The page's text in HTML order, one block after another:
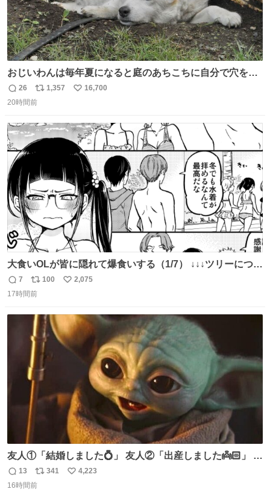
おじいわんは毎年夏になると庭のあちこちに自分で穴を掘
って涼んでた。 たまにうさぎ氏がちゃっかり中に入る事も
あったが、退かさず怒らず保護者のようにただ見ていた。
返
信
26
リ
ポ
ト
数
1,357
い
数
16,700
20時間前
大食いOLが皆に隠れて爆食いする（1/7） ↓↓↓ツリーにつづ
く！
返
信
7
リ
ポ
ト
数
100
い
2,075
17時間前
友人①「結婚しました💍」 友人②「出産しました👼🏻」 友
人③「マイホーム建てました🏡」 私「パトゥ」
返
信
13
リ
ポ
341
い
4,223
16時間前